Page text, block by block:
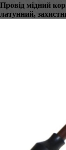
Провід мідний
латунний,